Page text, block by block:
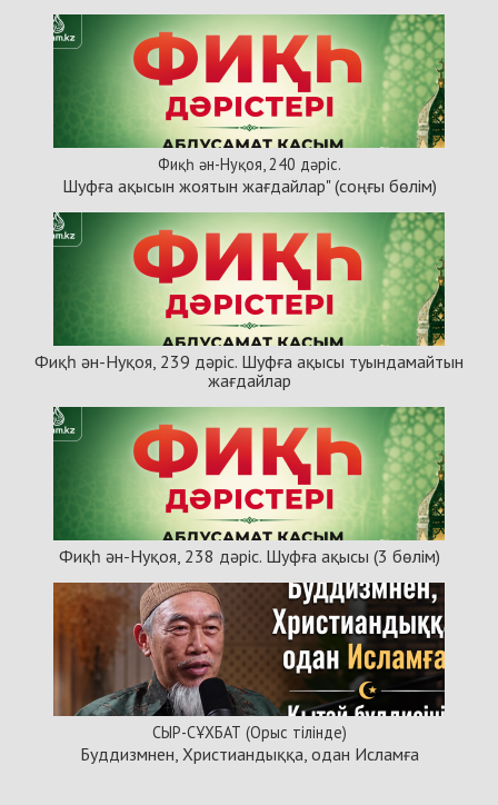
Фиқһ ән-Нуқоя, 240 дәріс.
Шуфға ақысын жоятын жағдайлар" (соңғы бөлім)
Фиқһ ән-Нуқоя, 239 дәріс. Шуфға ақысы туындамайтын
жағдайлар
Фиқһ ән-Нуқоя, 238 дәріс. Шуфға ақысы (3 бөлім)
СЫР-СҰХБАТ (Орыс тілінде)
Буддизмнен, Христиандыққа, одан Исламға